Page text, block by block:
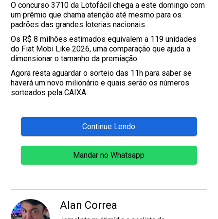
O concurso 3710 da Lotofácil chega a este domingo com
um prêmio que chama atenção até mesmo para os
padrões das grandes loterias nacionais.
Os R$ 8 milhões estimados equivalem a 119 unidades
do Fiat Mobi Like 2026, uma comparação que ajuda a
dimensionar o tamanho da premiação.
Agora resta aguardar o sorteio das 11h para saber se
haverá um novo milionário e quais serão os números
sorteados pela CAIXA.
Continue Lendo
Mandar no Whatsapp
Alan Correa